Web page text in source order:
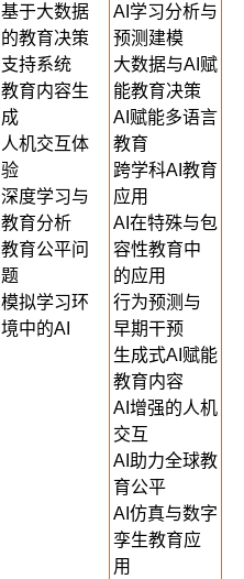
基于大数据
的教育决策
支持系统
教育内容生
成
人机交互体
验
深度学习与
教育分析
教育公平问
题
模拟学习环
境中的AI
AI学习分析与
预测建模
大数据与AI赋
能教育决策
AI赋能多语言
教育
跨学科AI教育
应用
AI在特殊与包
容性教育中
的应用
行为预测与
早期干预
生成式AI赋能
教育内容
AI增强的人机
交互
AI助力全球教
育公平
AI仿真与数字
孪生教育应
用